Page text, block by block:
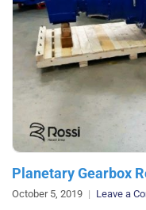
Planetary Gearbox
October 5, 2019 Leave a